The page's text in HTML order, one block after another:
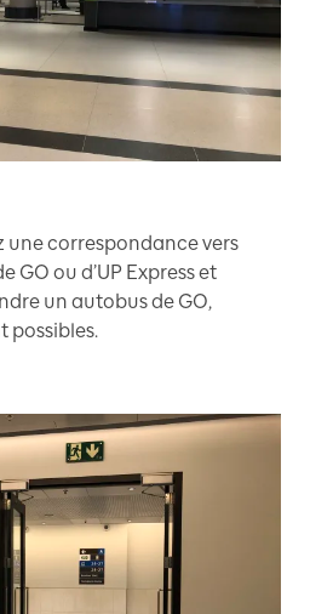
une correspondance vers
GO ou d’UP Express et
un autobus de GO,
possibles.